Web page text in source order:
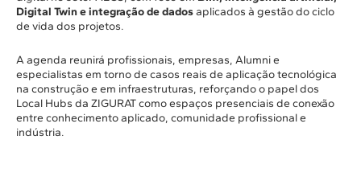
Digital Twin e integração de dadosaplicados à gestão do ciclo
de vida dos projetos.
A agenda reunirá profissionais, empresas, Alumni e
especialistas em torno de casos reais de aplicação tecnológica
na construção e em infraestruturas, reforçando o papel dos
Local Hubs da ZIGURAT como espaços presenciais de conexão
entre conhecimento aplicado, comunidade profissional e
indústria.